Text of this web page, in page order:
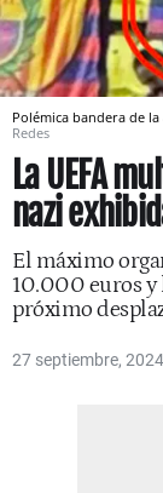
Polémica bandera de
Redes
La UEFA
nazi
El máximo
10.000 euros y
próximo
27 septiembre, 2024